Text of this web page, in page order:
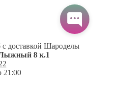
доставкой Шароделы
8 к.1
21:00